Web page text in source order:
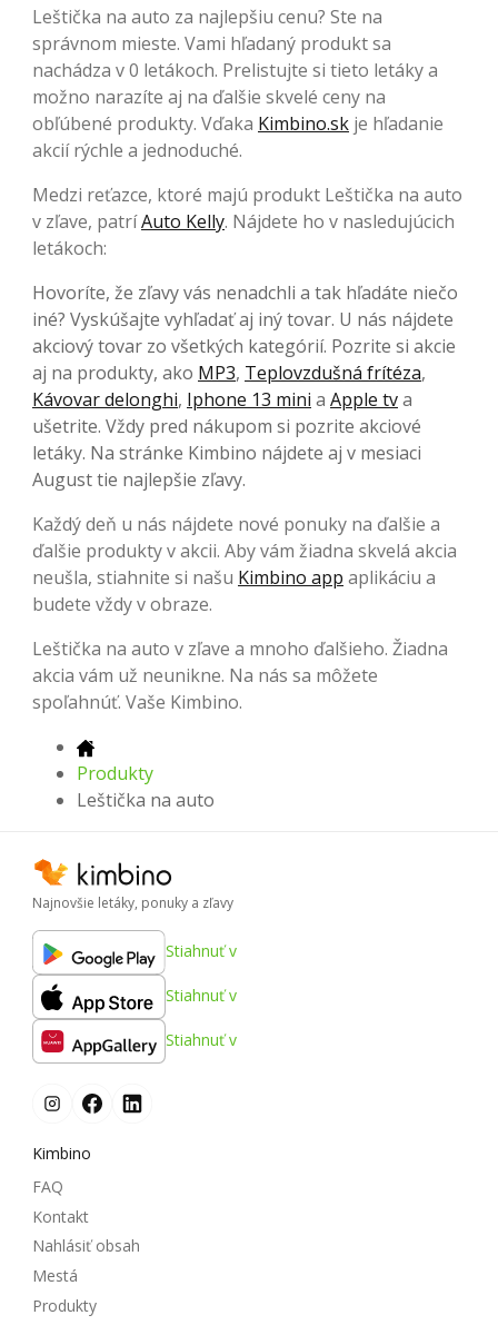
Leštička na auto za najlepšiu cenu? Ste na
správnom mieste. Vami hľadaný produkt sa
nachádza v 0 letákoch. Prelistujte si tieto letáky a
možno narazíte aj na ďalšie skvelé ceny na
obľúbené produkty. Vďaka Kimbino.sk je hľadanie
akcií rýchle a jednoduché.
Medzi reťazce, ktoré majú produkt Leštička na auto
v zľave, patríAuto Kelly. Nájdete ho v nasledujúcich
letákoch:
Hovoríte, že zľavy vás nenadchli a tak hľadáte niečo
iné? Vyskúšajte vyhľadať aj iný tovar. U nás nájdete
akciový tovar zo všetkých kategórií. Pozrite si akcie
aj na produkty, ako MP3, Teplovzdušná frítéza,
Kávovar delonghi, Iphone 13 mini a Apple tva
ušetrite. Vždy pred nákupom si pozrite akciové
letáky. Na stránke Kimbino nájdete aj v mesiaci
August tie najlepšie zľavy.
Každý deň u nás nájdete nové ponuky na ďalšie a
ďalšie produkty v akcii. Aby vám žiadna skvelá akcia
neušla, stiahnite si našu Kimbino app aplikáciu a
budete vždy v obraze.
Leštička na auto v zľave a mnoho ďalšieho. Žiadna
akcia vám už neunikne. Na nás sa môžete
spoľahnúť. Vaše Kimbino.
Produkty
Leštička na auto
Najnovšie letáky, ponuky a zľavy
Stiahnuť v
Stiahnuť v
Stiahnuť v
Kimbino
FAQ
Kontakt
Nahlásiť obsah
Mestá
Produkty